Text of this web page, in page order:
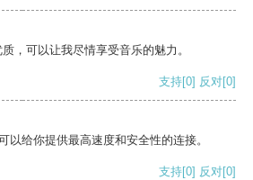
，可以让我尽情享受音乐的魅力。
支持[0] 反对[0]
以给你提供最高速度和安全性的连接。
支持[0] 反对[0]